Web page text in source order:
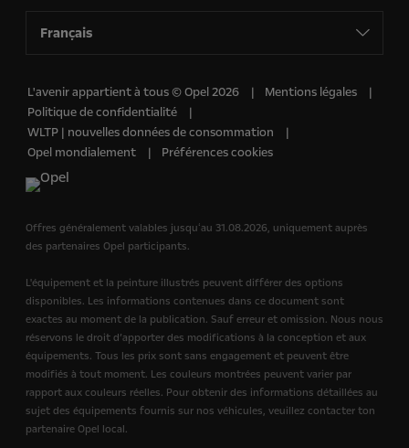
Français
L'avenir appartient à tous © Opel 2026
Mentions légales
Politique de confidentialité
WLTP | nouvelles données de consommation
Opel mondialement
Préférences cookies
Offres généralement valables jusquʻau 31.08.2026, uniquement auprès
des partenaires Opel participants.
L'équipement et la peinture illustrés peuvent différer des options
disponibles. Les informations contenues dans ce document sont
exactes au moment de la publication. Sauf erreur et omission. Nous nous
réservons le droit d’apporter des modifications à la conception et aux
équipements. Tous les prix sont sans engagement et peuvent être
modifiés à tout moment. Les couleurs montrées peuvent varier par
rapport aux couleurs réelles. Pour obtenir des informations détaillées au
sujet des équipements fournis sur nos véhicules, veuillez contacter ton
partenaire Opel local.